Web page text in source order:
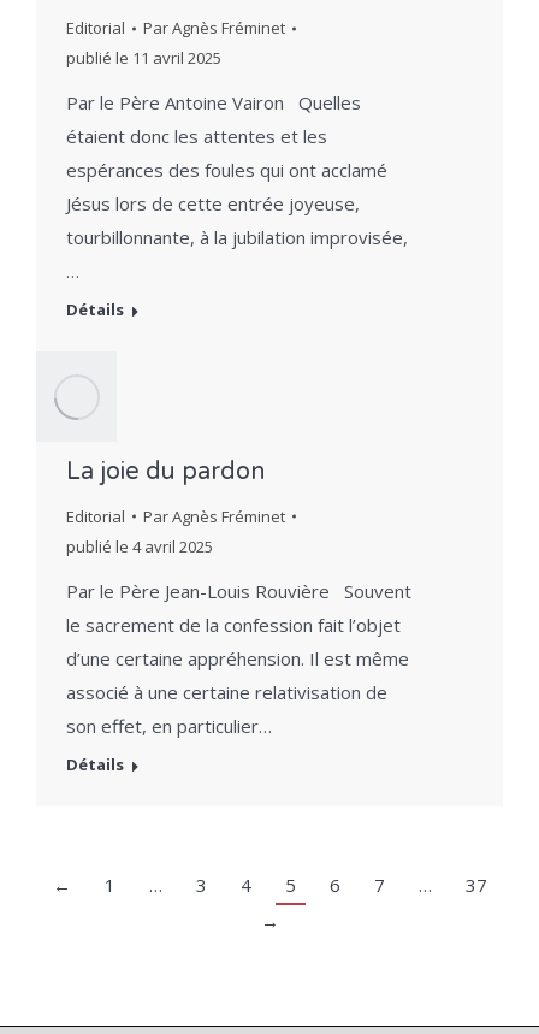
Editorial ParAgnès Fréminet
publié le 11 avril 2025
Par le Père Antoine Vairon Quelles
étaient donc les attentes et les
espérances des foules qui ont acclamé
Jésus lors de cette entrée joyeuse,
tourbillonnante, à la jubilation improvisée,
…
Détails
La joie du pardon
Editorial ParAgnès Fréminet
publié le 4 avril 2025
Par le Père Jean-Louis Rouvière Souvent
le sacrement de la confession fait l’objet
d’une certaine appréhension. Il est même
associé à une certaine relativisation de
son effet, en particulier…
Détails
← 1 … 3 4 5 6 7 …
37
→